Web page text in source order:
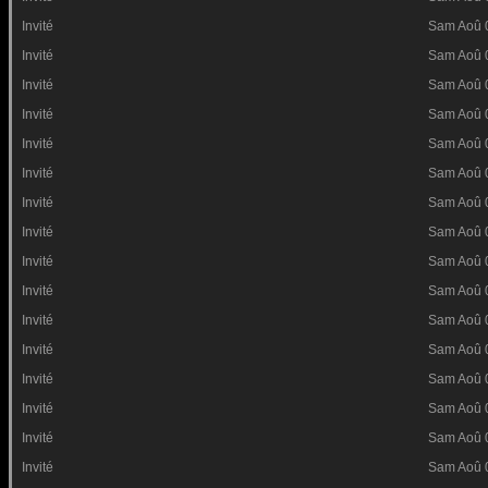
Invité
Sam Aoû
Invité
Sam Aoû
Invité
Sam Aoû
Invité
Sam Aoû
Invité
Sam Aoû
Invité
Sam Aoû
Invité
Sam Aoû
Invité
Sam Aoû
Invité
Sam Aoû
Invité
Sam Aoû
Invité
Sam Aoû
Invité
Sam Aoû
Invité
Sam Aoû
Invité
Sam Aoû
Invité
Sam Aoû
Invité
Sam Aoû